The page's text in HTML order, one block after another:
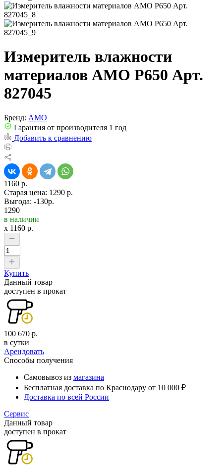
Измеритель влажности
материалов AMO P650 Арт.
827045
Бренд: AMO
Гарантия от производителя 1 год
Добавить к сравнению
1160 р.
Старая цена: 1290 р.
Выгода: -130р.
1290
в наличии
x 1160 р.
Купить
Данный товар
доступен в прокат
100 670 р.
в сутки
Арендовать
Способы получения
Самовывоз из магазина
Бесплатная доставка по Краснодару от 10 000 ₽
Доставка по всей России
Сервис
Данный товар
доступен в прокат